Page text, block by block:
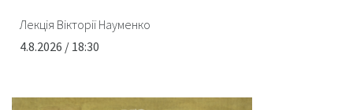
Лекція Вікторії Науменко
4.8.2026 / 18:30